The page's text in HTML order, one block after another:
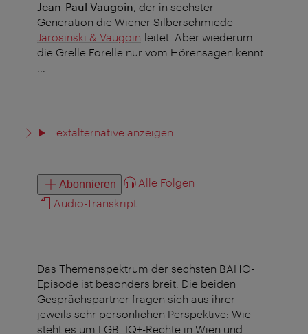
Jean-Paul Vaugoin , der in sechster
Generation die Wiener Silberschmiede
Jarosinski & Vaugoin leitet. Aber wiederum
die Grelle Forelle nur vom Hörensagen kennt
Textalternative anzeigen
Abonnieren
Alle Folgen
Audio-Transkript
Das Themenspektrum der sechsten BAHÖ-
Episode ist besonders breit. Die beiden
Gesprächspartner fragen sich aus ihrer
jeweils sehr persönlichen Perspektive: Wie
steht es um LGBTIQ+-Rechte in Wien und